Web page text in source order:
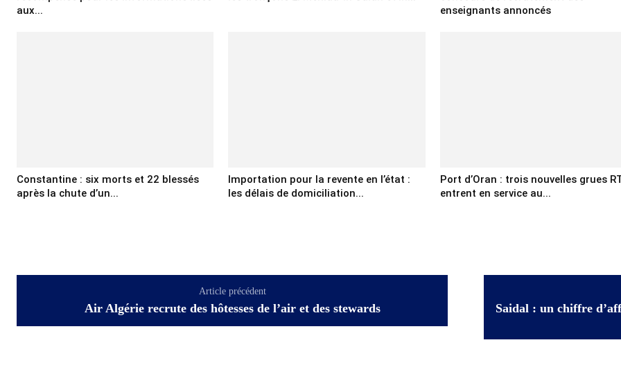
aux...
enseignants annoncés
Constantine : six morts et 22 blessés
après la chute d’un...
Importation pour la revente en l’état :
les délais de domiciliation...
Port d’Oran : trois nouvelles grues
entrent en service au...
Article précédent
Air Algérie recrute des hôtesses de l’air et des stewards
Saidal : un chiffre